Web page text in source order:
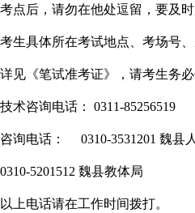
考点后，请勿在他处逗留，要及
考生具体所在考试地点、考场号
详见《笔试准考证》，请考生务必
技术咨询电话： 0311-85256519
咨询电话： 0310-3531201 魏县
0310-5201512 魏县教体局
以上电话请在工作时间拨打。